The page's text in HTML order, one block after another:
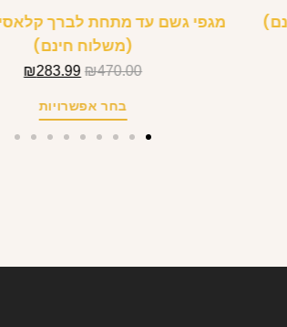
מגפי גשם עד מתחת לברך
(משלוח חינם)
₪470.00
₪283.99
בחר אפשרויות